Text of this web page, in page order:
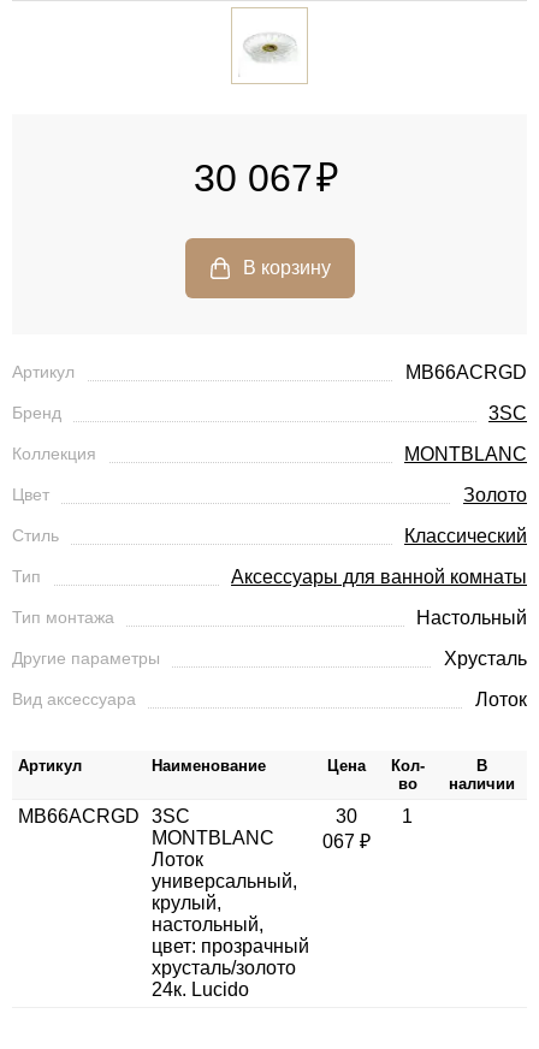
Артикул MB66ACRGD
Бренд 3SC
Коллекция MONTBLANC
Цвет Золото
Стиль Классический
Тип Аксессуары для ванной комнаты
Тип монтажа Настольный
Другие параметры Хрусталь
Вид аксессуара Лоток
30 067
Артикул Наименование Цена
Кол-
во
В
наличии
MB66ACRGD
3SC
MONTBLANC
Лоток
универсальный,
крулый,
настольный,
цвет: прозрачный
хрусталь/золото
24к. Lucido
30
067 ₽
1